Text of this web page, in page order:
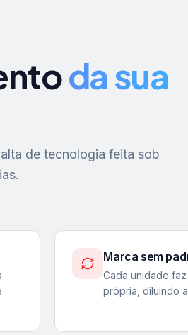
da sua
de tecnologia feita sob
Marca sem
Cada unidade
própria, diluindo